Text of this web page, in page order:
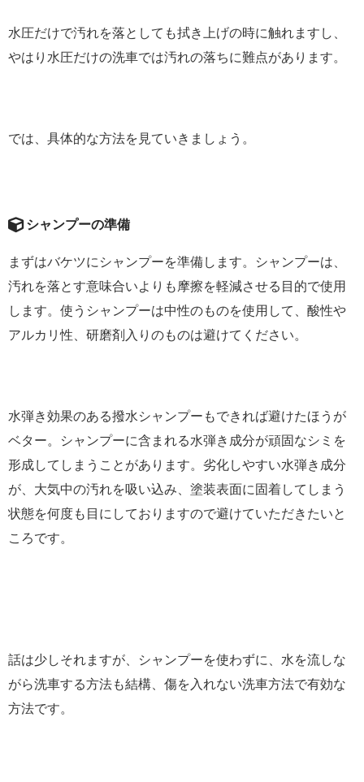
水圧だけで汚れを落としても拭き上げの時に触れますし、
やはり水圧だけの洗車では汚れの落ちに難点があります。
では、具体的な方法を見ていきましょう。
シャンプーの準備
まずはバケツにシャンプーを準備します。シャンプーは、
汚れを落とす意味合いよりも摩擦を軽減させる目的で使用
します。使うシャンプーは中性のものを使用して、酸性や
アルカリ性、研磨剤入りのものは避けてください。
水弾き効果のある撥水シャンプーもできれば避けたほうが
ベター。シャンプーに含まれる水弾き成分が頑固なシミを
形成してしまうことがあります。劣化しやすい水弾き成分
が、大気中の汚れを吸い込み、塗装表面に固着してしまう
状態を何度も目にしておりますので避けていただきたいと
ころです。
話は少しそれますが、シャンプーを使わずに、水を流しな
がら洗車する方法も結構、傷を入れない洗車方法で有効な
方法です。